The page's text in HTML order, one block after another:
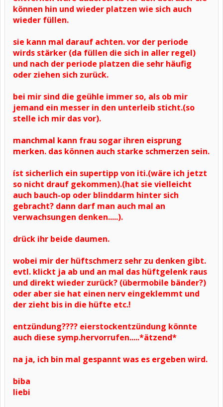
können hin und wieder platzen wie sich auch
wieder füllen.
sie kann mal darauf achten. vor der periode
wirds stärker (da füllen die sich in aller regel)
und nach der periode platzen die sehr häufig
oder ziehen sich zurück.
bei mir sind die geühle immer so, als ob mir
jemand ein messer in den unterleib sticht.(so
stelle ich mir das vor).
manchmal kann frau sogar ihren eisprung
merken. das können auch starke schmerzen sein.
íst sicherlich ein supertipp von iti.(wäre ich jetzt
so nicht drauf gekommen).(hat sie vielleicht
auch bauch-op oder blinddarm hinter sich
gebracht? dann darf man auch mal an
verwachsungen denken.....).
drück ihr beide daumen.
wobei mir der hüftschmerz sehr zu denken gibt.
evtl. klickt ja ab und an mal das hüftgelenk raus
und direkt wieder zurück? (übermobile bänder?)
oder aber sie hat einen nerv eingeklemmt und
der zieht bis in die hüfte etc.!
entzündung???? eierstockentzündung könnte
auch diese symp.hervorrufen.....*ätzend*
na ja, ich bin mal gespannt was es ergeben wird.
biba
liebi